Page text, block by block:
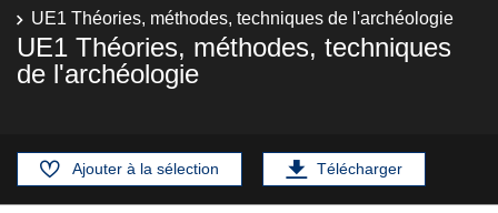
UE1 Théories, méthodes, techniques de l'archéologie
UE1 Théories, méthodes, techniques
de l'archéologie
Ajouter à la sélection Télécharger